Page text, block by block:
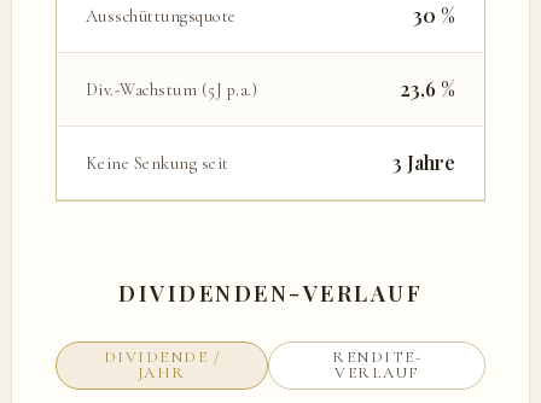
Ausschüttungsquote 30 %
Div.-Wachstum (5J p.a.) 23,6 %
Keine Senkung seit 3 Jahre
DIVIDENDEN-VERLAUF
DIVIDENDE /
JAHR
RENDITE-
VERLAUF